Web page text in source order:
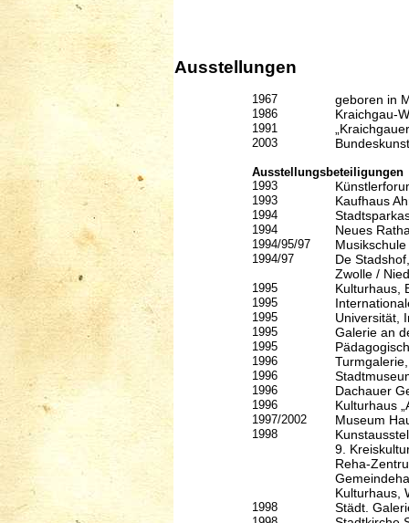
Ausstellungen
1967 geboren in
1986 Kraichgau-
1991
2003
Ausstellungsbeteiligungen
1993
1993 Kaufhaus
1994
1994 Neues
1994/95/97
1994/97
De
Zwolle /
1995 Kulturhaus,
1995
1995 Universität,
1995 Galerie an
1995
1996
1996
1996 Dachauer
1996 Kulturhaus
1997/2002 Museum
1998
9.
Reha-
Kulturhaus,
1998 Städt.